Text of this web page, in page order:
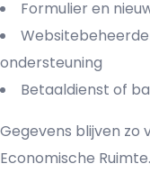
Formulier en
ondersteuning
Betaaldienst of
Gegevens blijven zo
Economische